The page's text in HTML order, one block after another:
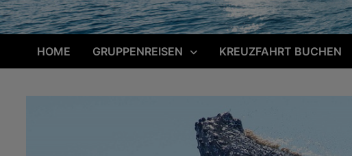
HOME GRUPPENREISEN KREUZFAHRT BUCHEN